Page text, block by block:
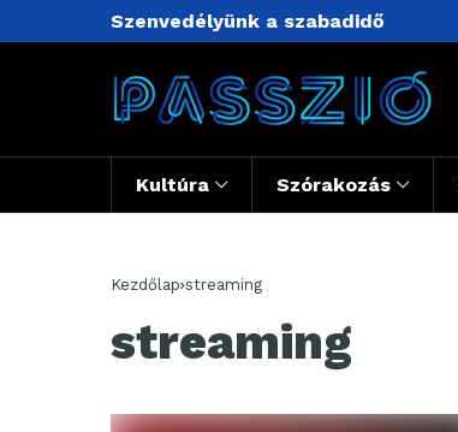
Szenvedélyünk a szabadidő
Kultúra Szórakozás
Kezdőlap streaming
streaming